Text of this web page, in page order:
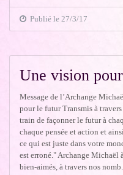
Publié le 27/3/17
Une vision
Message de l’Archange
pour le futur Transmis à
train de façonner le futur à
chaque pensée et action et
ce qui est juste dans votre
est erroné." Archange
bien-aimés, à travers nos